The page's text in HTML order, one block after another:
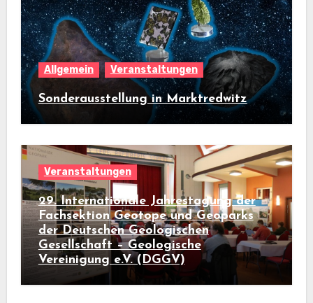
Allgemein Veranstaltungen
Sonderausstellung in Marktredwitz
Veranstaltungen
29. Internationale Jahrestagung der
Fachsektion Geotope und Geoparks
der Deutschen Geologischen
Gesellschaft – Geologische
Vereinigung e.V. (DGGV)